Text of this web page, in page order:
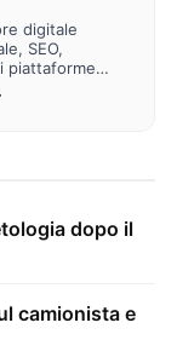
digitale
SEO,
piattaforme
dopo il
camionista e